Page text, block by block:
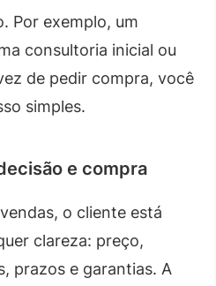
Por exemplo, um
consultoria inicial ou
de pedir compra, você
simples.
e compra
o cliente está
clareza: preço,
prazos e garantias. A